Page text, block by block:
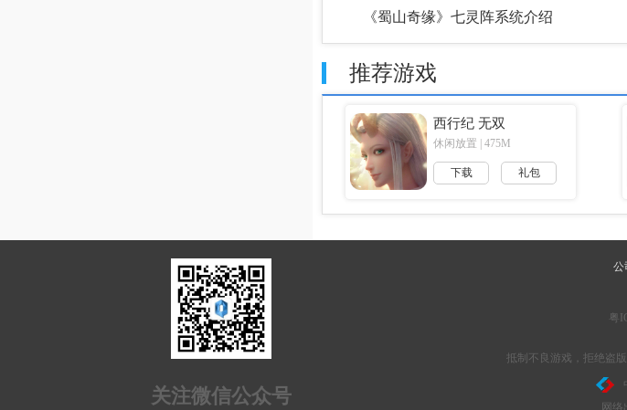
《蜀山奇缘》七灵阵系统介绍
推荐游戏
西行纪 无双
休闲放置 | 475M
下载 礼包
关注微信公众号
公
粤
抵制不良游戏，拒绝盗
网络